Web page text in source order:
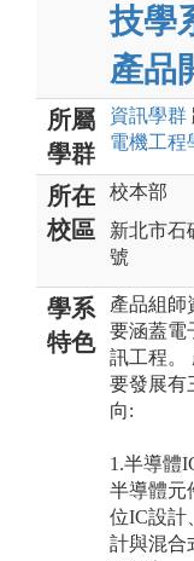
技學
產品
所屬
學群
資訊學群
電機工程
所在
校區
校本部
新北市石
號
學系
特色
產品組師
要涵蓋電
訊工程。
要發展有
向:
1.半導體
半導體元
位IC設計
計與混合